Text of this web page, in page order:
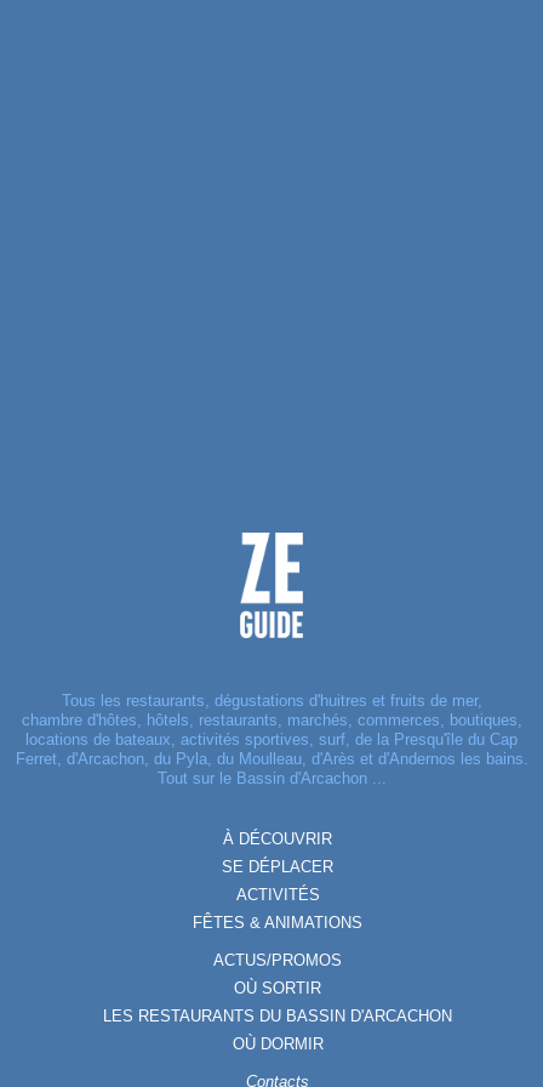
Tous les restaurants, dégustations d'huitres et fruits de mer,
chambre d'hôtes, hôtels, restaurants, marchés, commerces, boutiques,
locations de bateaux, activités sportives, surf, de la Presqu'île du Cap
Ferret, d'Arcachon, du Pyla, du Moulleau, d'Arès et d'Andernos les bains.
Tout sur le Bassin d'Arcachon ...
À DÉCOUVRIR
SE DÉPLACER
ACTIVITÉS
FÊTES & ANIMATIONS
ACTUS/PROMOS
OÙ SORTIR
LES RESTAURANTS DU BASSIN D'ARCACHON
OÙ DORMIR
Contacts